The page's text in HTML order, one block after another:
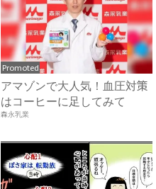
Promoted
アマゾンで大人気！血圧対策
はコーヒーに足してみて
森永乳業